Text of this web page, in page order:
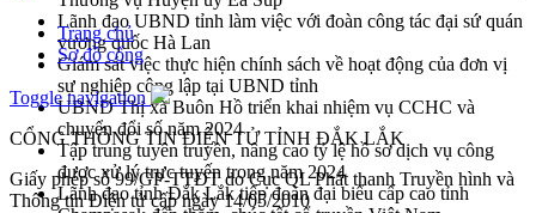
Lãnh đạo UBND tỉnh làm việc với đoàn công tác đại sứ quán
vương quốc Hà Lan
Giám sát việc thực hiện chính sách về hoạt động của đơn vị
sự nghiệp công lập tại UBND tỉnh
UBND Thị xã Buôn Hồ triển khai nhiệm vụ CCHC và
chuyển đổi số năm 2024
Tập trung tuyên truyền, nâng cao tỷ lệ hồ sơ dịch vụ công
được xử lý trực tuyến trong năm 2024
Lãnh đạo tỉnh Đắk Lắk tiếp đoàn đại biểu cấp cao tỉnh
Trang chủ
Sơ đồ cổng
Toggle navigation
CỔNG THÔNG TIN ĐIỆN TỬ TỈNH ĐẮK LẮK
Giấy phép số 99/GP-TTĐT do Cục QL Phát thanh Truyền hình và
Thông tin Điện tử cấp ngày 14/05/2010